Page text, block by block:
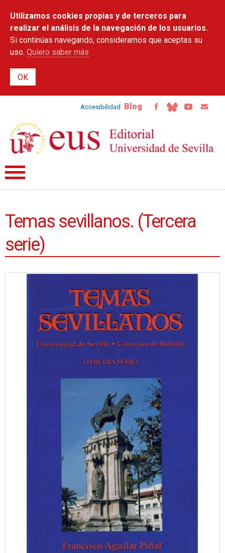
contenido
principal
Utilizamos cookies propias y de terceros para
realizar el análisis de la navegación de los usuarios.
Si continúas navegando, consideramos que aceptas su
uso. Quiero saber más
Accesibilidad Blog
Temas sevillanos. (Tercera
serie)